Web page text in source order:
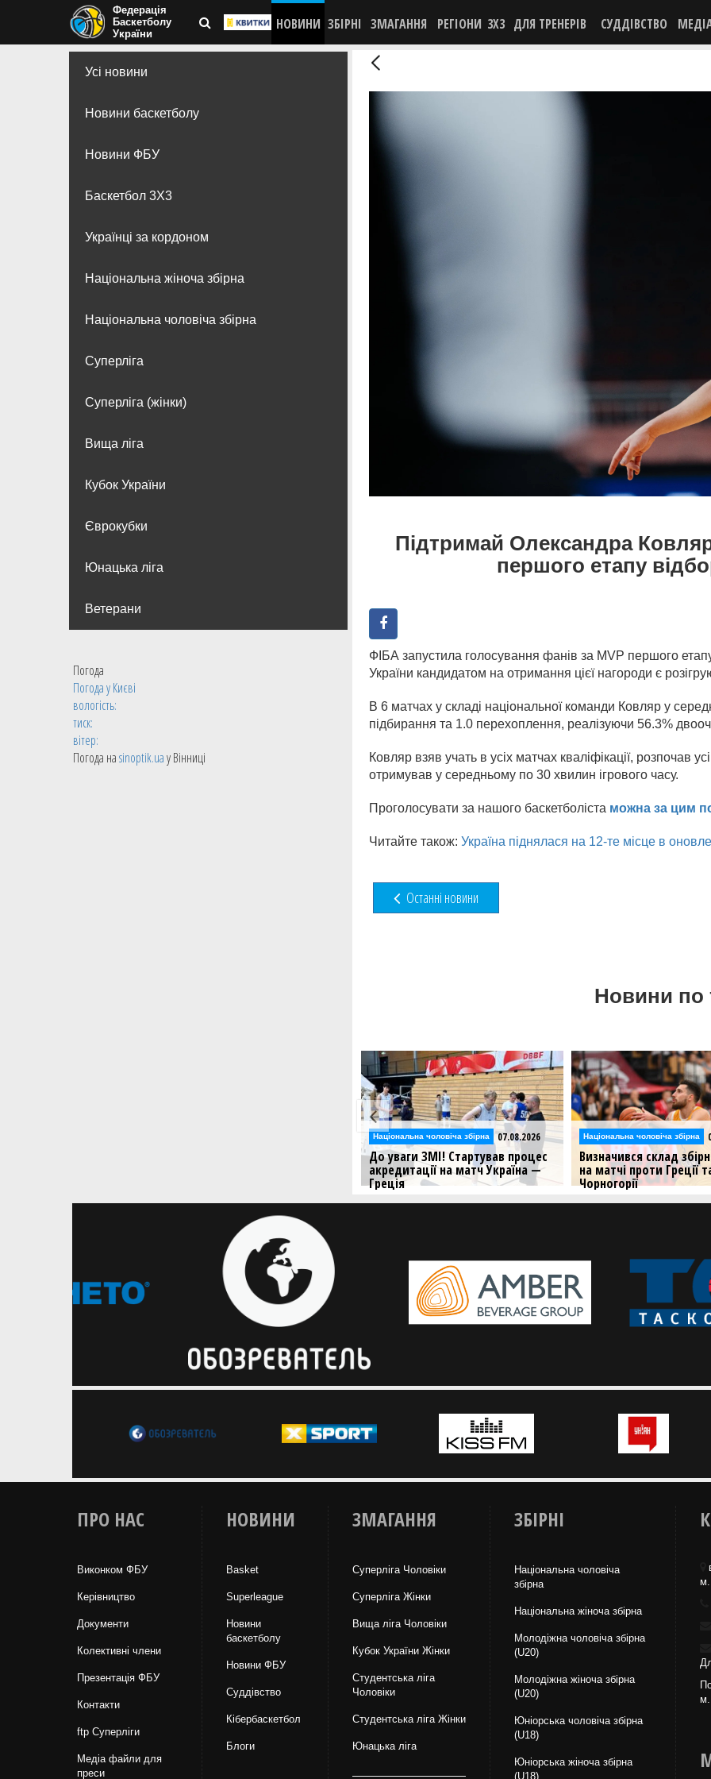
Федерація
Баскетболу
України
НОВИНИ ЗБІРНІ ЗМАГАННЯ РЕГІОНИ 3X3 ДЛЯ ТРЕНЕРІВ СУДДІВСТВО
Усі новини
Новини баскетболу
Новини ФБУ
Баскетбол 3Х3
Українці за кордоном
Національна жіноча збірна
Національна чоловіча збірна
Суперліга
Суперліга (жінки)
Вища лiга
Кубок України
Єврокубки
Юнацька ліга
Ветерани
Погода
Погода уКиєві
вологість:
тиск:
вітер:
Погода наsinoptik.uaу Вінниці
Підтримай Олександра
першого етапу
ФІБА запустила голосування фанів за MVP першого етапу
України кандидатом на отримання цієї нагороди є
В 6 матчах у складі національної команди Ковляр у
підбирання та 1.0 перехоплення, реалізуючи 56.3%
Ковляр взяв учать в усіх матчах кваліфікації, розпочав
отримував у середньому по 30 хвилин ігрового часу.
Проголосувати за нашого баскетболіста можна за цим
Читайте також: Україна піднялася на 12-те місце в
Останні новини
Новини по
Збірна Чорногорії підготовку до
наступних матчів розпочне вже 10
Національна чоловіча збірна 07.08.2026
До уваги ЗМІ! Стартував процес
акредитації на матч Україна —
Греція
Чоловіча збірна розпочинає свій
Національна чоловіча збірна
Визначився склад
на матчі проти Греції
Чорногорії
Національна команда
ПРО НАС
Виконком ФБУ
Керівництво
Документи
Колективні члени
Презентація ФБУ
Контакти
ftp Суперліги
Медіа файли для
преси
НОВИНИ
Basket
Superleague
Новини
баскетболу
Новини ФБУ
Суддівство
Кібербаскетбол
Блоги
ЗМАГАННЯ
Суперліга Чоловіки
Суперліга Жінки
Вища лiга Чоловіки
Кубок України Жінки
Студентська ліга
Чоловiки
Студентська ліга Жінки
Юнацька ліга
ЗБІРНІ
Національна чоловіча
збірна
Національна жiноча збірна
Молодіжна чоловіча збірна
(U20)
Молодіжна жіноча збірна
(U20)
Юніорська чоловіча збірна
(U18)
Юніорська жіноча збірна
(U18)
м.